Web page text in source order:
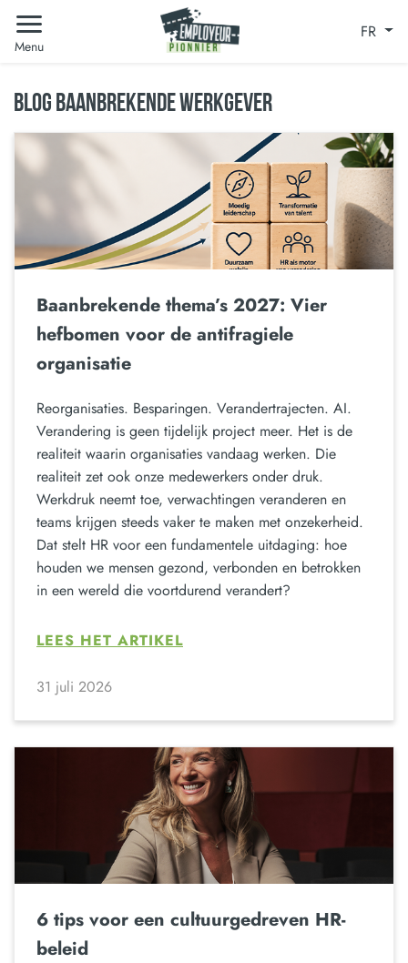
Menu
FR
BLOG BAANBREKENDE WERKGEVER
Baanbrekende thema’s 2027: Vier
hefbomen voor de antifragiele
organisatie
Reorganisaties. Besparingen. Verandertrajecten. AI.
Verandering is geen tijdelijk project meer. Het is de
realiteit waarin organisaties vandaag werken. Die
realiteit zet ook onze medewerkers onder druk.
Werkdruk neemt toe, verwachtingen veranderen en
teams krijgen steeds vaker te maken met onzekerheid.
Dat stelt HR voor een fundamentele uitdaging: hoe
houden we mensen gezond, verbonden en betrokken
in een wereld die voortdurend verandert?
LEES HET ARTIKEL
31 juli 2026
6 tips voor een cultuurgedreven HR-
beleid